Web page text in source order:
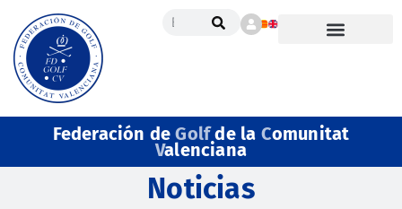
Federación deGolfde la Comunitat
Valenciana
Noticias